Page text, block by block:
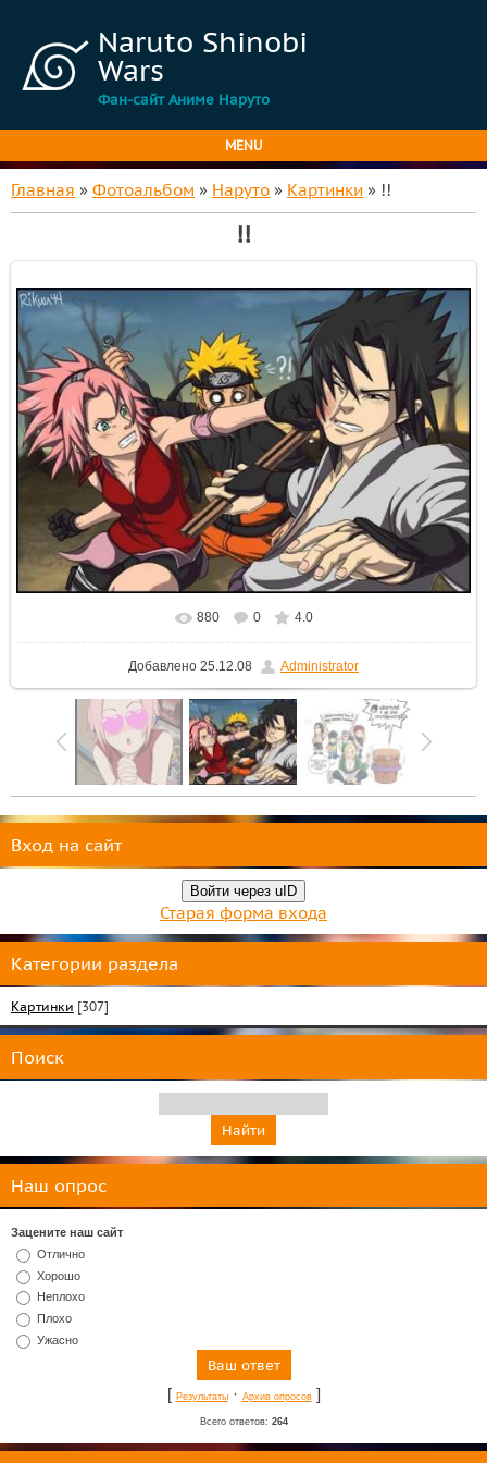
Naruto Shinobi
Wars
Фан-сайт Аниме Наруто
MENU
Главная » Фотоальбом » Наруто » Картинки » !!
!!
В реальном размере 699x467
880 0 4.0
Добавлено 25.12.08 Administrator
Вход на сайт
Войти через uID
Старая форма входа
Категории раздела
Картинки [307]
Поиск
Наш опрос
Зацените наш сайт
Отлично
Хорошо
Неплохо
Плохо
Ужасно
[ Результаты· Архив опросов]
Всего ответов: 264